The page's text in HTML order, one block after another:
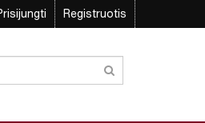
Registruotis